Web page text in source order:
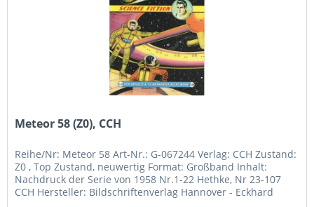
Meteor 58 (Z0), CCH
Reihe/Nr: Meteor 58 Art-Nr.: G-067244 Verlag: CCH Zustand:
Z0 , Top Zustand, neuwertig Format: Großband Inhalt:
Nachdruck der Serie von 1958 Nr.1-22 Hethke, Nr 23-107
CCH Hersteller: Bildschriftenverlag Hannover - Eckhard